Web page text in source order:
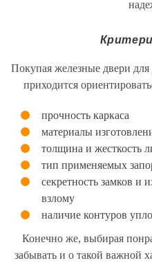
Покупая железные двери для
приходится
прочность каркаса
материалы
толщина и жесткость
тип применяемых
секретность замков и
взлому
наличие контуров
Конечно же, выбирая
забывать и о такой важной